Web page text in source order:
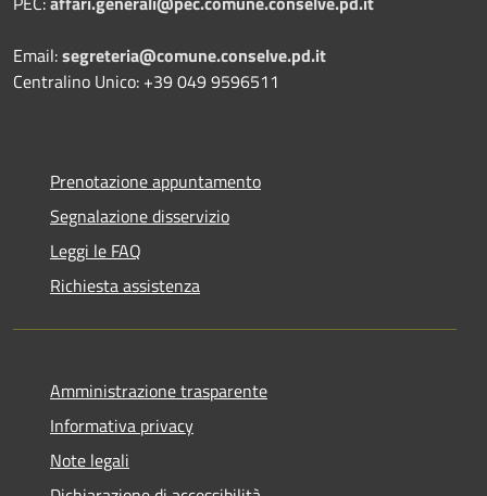
Email:segreteria@comune.conselve.pd.it
Centralino Unico: +39 049 9596511
Prenotazione appuntamento
Segnalazione disservizio
Leggi le FAQ
Richiesta assistenza
Amministrazione trasparente
Informativa privacy
Note legali